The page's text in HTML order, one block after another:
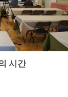
시간